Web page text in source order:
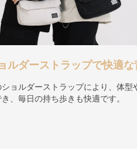
ルダーストラップで快適
ョルダーストラップにより、体型
、毎日の持ち歩きも快適です。